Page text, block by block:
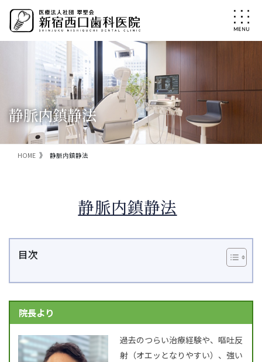
ン
ー
静脈内鎮静法
HOME 静脈内鎮静法
静脈内鎮静法
目次
院長より
過去のつらい治療経験や、嘔吐反
射（オエッとなりやすい）、強い